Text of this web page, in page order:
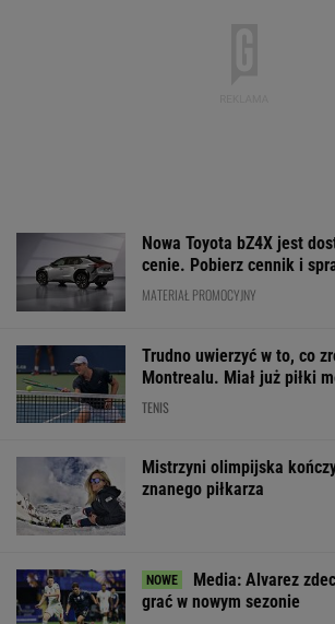
Nowa Toyota bZ4X jest
cenie. Pobierz cennik i
MATERIAŁ PROMOCYJNY
Trudno uwierzyć w to, co
Montrealu. Miał już piłki
TENIS
Mistrzyni olimpijska
znanego piłkarza
Media: Alvarez
grać w nowym sezonie